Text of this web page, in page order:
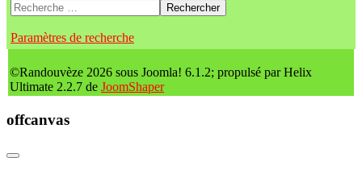
Rechercher
Paramètres de recherche
©Randouvèze 2026 sous Joomla! 6.1.2; propulsé par Helix
Ultimate 2.2.7 de JoomShaper
offcanvas